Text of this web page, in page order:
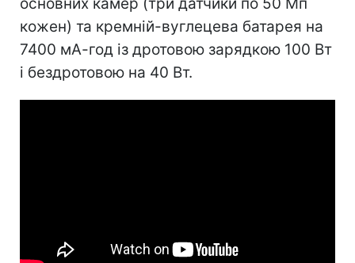
кожен) та кремній-вуглецева батарея на
7400 мА-год із дротовою зарядкою 100 Вт
і бездротовою на 40 Вт.